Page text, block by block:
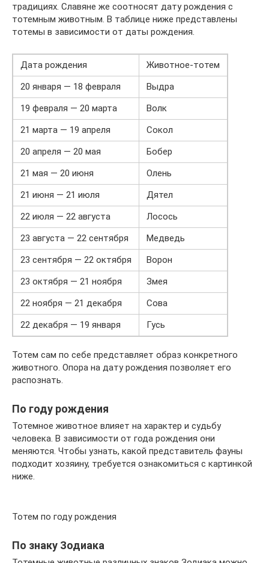
традициях. Славяне же соотносят дату рождения с
тотемным животным. В таблице ниже представлены
тотемы в зависимости от даты рождения.
Дата рождения
Животное-тотем
20 января — 18 февраля
Выдра
19 февраля — 20 марта
Волк
21 марта — 19 апреля
Сокол
20 апреля — 20 мая
Бобер
21 мая — 20 июня
Олень
21 июня — 21 июля
Дятел
22 июля — 22 августа
Лосось
23 августа — 22 сентября
Медведь
23 сентября — 22 октября
Ворон
23 октября — 21 ноября
Змея
22 ноября — 21 декабря
Сова
22 декабря — 19 января
Гусь
Тотем сам по себе представляет образ конкретного
животного. Опора на дату рождения позволяет его
распознать.
По году рождения
Тотемное животное влияет на характер и судьбу
человека. В зависимости от года рождения они
меняются. Чтобы узнать, какой представитель фауны
подходит хозяину, требуется ознакомиться с картинкой
ниже.
Тотем по году рождения
По знаку Зодиака